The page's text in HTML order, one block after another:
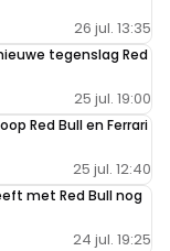
26 jul. 13:35
tegenslag Red
25 jul. 19:00
Red Bull en Ferrari
25 jul. 12:40
met Red Bull nog
24 jul. 19:25